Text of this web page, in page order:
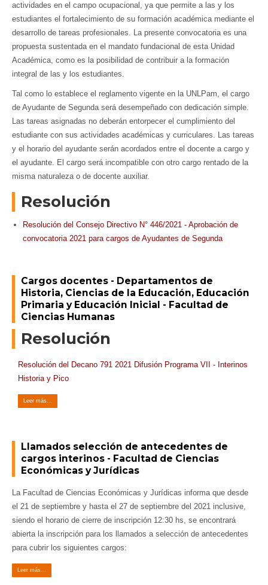
actividades en el campo ocupacional, ya que permite a las y los
estudiantes el fortalecimiento de su formación académica mediante el
desarrollo de tareas profesionales. La presente convocatoria es una
propuesta sustentada en el mandato fundacional de esta Unidad
Académica, como es la posibilidad de contribuir a la formación
integral de las y los estudiantes.
Tal como lo establece el reglamento vigente en la UNLPam, el cargo
de Ayudante de Segunda será desempeñado con dedicación simple.
Las tareas asignadas no deberán entorpecer el cumplimiento del
estudiante con sus actividades académicas y curriculares. Las tareas
y el horario del ayudante serán acordados entre el docente a cargo y
el ayudante. El cargo será incompatible con otro cargo rentado de la
misma naturaleza o de docente auxiliar.
Resolución
Resolución del Consejo Directivo N° 446/2021 - Aprobación de
convocatoria 2021 para cargos de Ayudantes de Segunda
Cargos docentes - Departamentos de
Historia, Ciencias de la Educación, Educación
Primaria y Educación Inicial - Facultad de
Ciencias Humanas
Resolución
Resolución del Decano 791 2021 Difusión Programa VII - Interinos
Historia y Pico
Leer más...
Llamados selección de antecedentes de
cargos interinos - Facultad de Ciencias
Económicas y Jurídicas
La Facultad de Ciencias Económicas y Jurídicas informa que desde
el 21 de septiembre y hasta el 27 de septiembre del 2021 inclusive,
siendo el horario de cierre de inscripción 12:30 hs, se encontrará
abierta la inscripción para los llamados a selección de antecedentes
para cubrir los siguientes cargos:
Leer más...